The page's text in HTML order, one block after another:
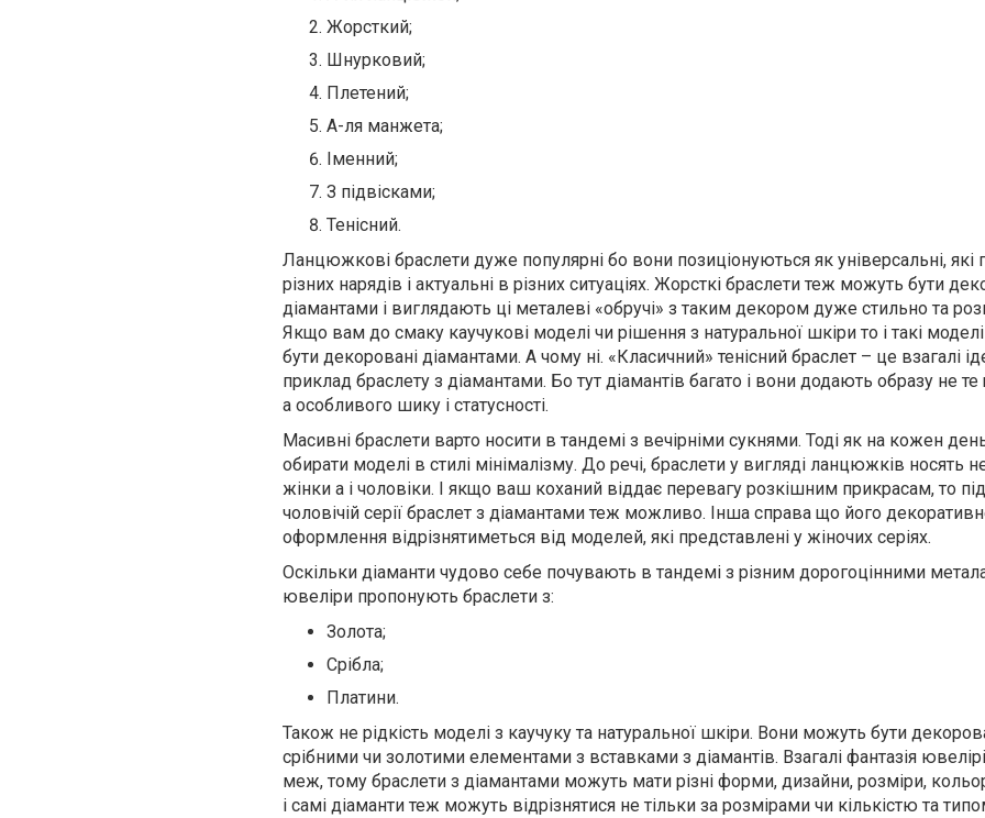
Жорсткий;
Шнурковий;
Плетений;
А-ля манжета;
Іменний;
З підвісками;
Тенісний.
Ланцюжкові браслети дуже популярні бо вони позиціонуються як універсальні, які
різних нарядів і актуальні в різних ситуаціях. Жорсткі браслети теж можуть бути
діамантами і виглядають ці металеві «обручі» з таким декором дуже стильно та
Якщо вам до смаку каучукові моделі чи рішення з натуральної шкіри то і такі
бути декоровані діамантами. А чому ні. «Класичний» тенісний браслет – це взагалі
приклад браслету з діамантами. Бо тут діамантів багато і вони додають образу не
а особливого шику і статусності.
Масивні браслети варто носити в тандемі з вечірніми сукнями. Тоді як на кожен
обирати моделі в стилі мінімалізму. До речі, браслети у вигляді ланцюжків носять
жінки а і чоловіки. І якщо ваш коханий віддає перевагу розкішним прикрасам, то
чоловічій серії браслет з діамантами теж можливо. Інша справа що його
оформлення відрізнятиметься від моделей, які представлені у жіночих серіях.
Оскільки діаманти чудово себе почувають в тандемі з різним дорогоцінними
ювеліри пропонують браслети з:
Золота;
Срібла;
Платини.
Також не рідкість моделі з каучуку та натуральної шкіри. Вони можуть бути
срібними чи золотими елементами з вставками з діамантів. Взагалі фантазія
меж, тому браслети з діамантами можуть мати різні форми, дизайни, розміри,
і самі діаманти теж можуть відрізнятися не тільки за розмірами чи кількістю та